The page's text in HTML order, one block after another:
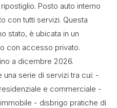
Posto auto interno
con tutti servizi. Questa
stato, è ubicata in un
con accesso privato.
a dicembre 2026.
una serie di servizi tra cui: -
e commerciale -
- disbrigo pratiche di